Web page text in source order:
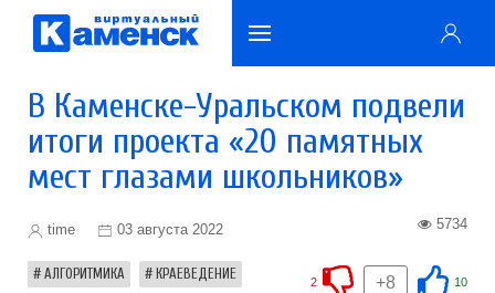
В Каменске-Уральском подвели
итоги проекта «20 памятных
мест глазами школьников»
time 03 августа 2022 5734
АЛГОРИТМИКА КРАЕВЕДЕНИЕ 10
+8
2